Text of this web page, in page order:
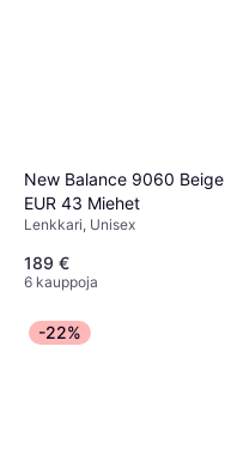
New Balance 9060 Beige
EUR 43 Miehet
Lenkkari, Unisex
189 €
6 kauppoja
-22%